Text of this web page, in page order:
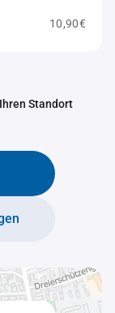
10,90€
Standort